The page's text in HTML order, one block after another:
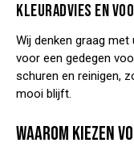
KLEURADVIES EN
Wij denken graag
voor een gedegen
schuren en reinigen,
mooi blijft.
WAAROM KIEZEN